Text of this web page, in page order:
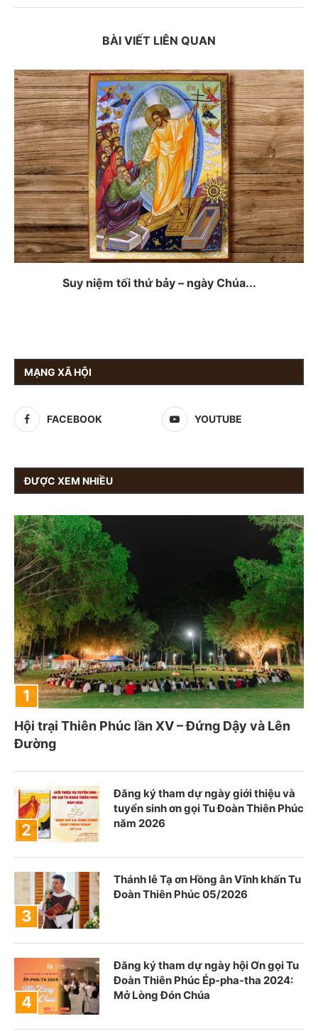
BÀI VIẾT LIÊN QUAN
Suy niệm tối thứ bảy – ngày Chúa...
MẠNG XÃ HỘI
FACEBOOK YOUTUBE
ĐƯỢC XEM NHIỀU
Hội trại Thiên Phúc lần XV – Đứng Dậy và Lên
Đường
Đăng ký tham dự ngày giới thiệu và
tuyển sinh ơn gọi Tu Đoàn Thiên Phúc
năm 2026
Thánh lễ Tạ ơn Hồng ân Vĩnh khấn Tu
Đoàn Thiên Phúc 05/2026
Đăng ký tham dự ngày hội Ơn gọi Tu
Đoàn Thiên Phúc Ép-pha-tha 2024:
Mở Lòng Đón Chúa